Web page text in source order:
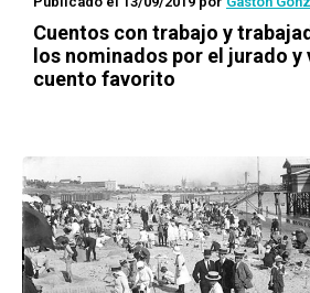
Cuentos con trabajo y
los nominados por el jurado y
cuento favorito